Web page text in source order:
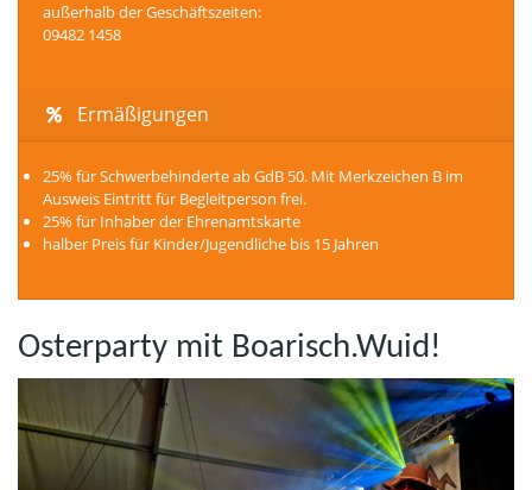
Osterparty mit Boarisch.Wuid!
außerhalb der Geschäftszeiten:
09482 1458
Ermäßigungen
25% für Schwerbehinderte ab GdB 50. Mit Merkzeichen B im
Ausweis Eintritt für Begleitperson frei.
25% für Inhaber der Ehrenamtskarte
halber Preis für Kinder/Jugendliche bis 15 Jahren